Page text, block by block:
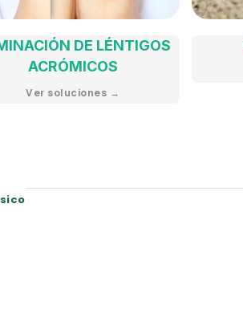
DE LÉNTIGOS
ACRÓMICOS
Ver soluciones →